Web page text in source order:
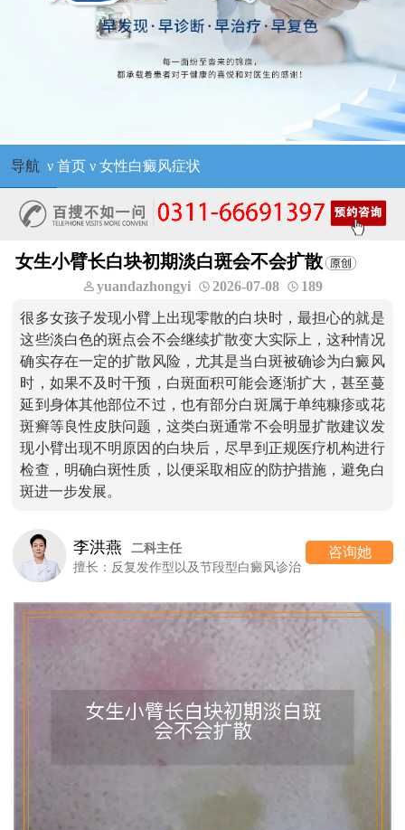
导航 ν 首页ν 女性白癜风症状
女生小臂长白块初期淡白斑会不会扩散
yuandazhongyi 2026-07-08 189
很多女孩子发现小臂上出现零散的白块时，最担心的就是
这些淡白色的斑点会不会继续扩散变大实际上，这种情况
确实存在一定的扩散风险，尤其是当白斑被确诊为白癜风
时，如果不及时干预，白斑面积可能会逐渐扩大，甚至蔓
延到身体其他部位不过，也有部分白斑属于单纯糠疹或花
斑癣等良性皮肤问题，这类白斑通常不会明显扩散建议发
现小臂出现不明原因的白块后，尽早到正规医疗机构进行
检查，明确白斑性质，以便采取相应的防护措施，避免白
斑进一步发展。
李洪燕
二科主任
擅长：反复发作型以及节段型白癜风诊治
咨询她